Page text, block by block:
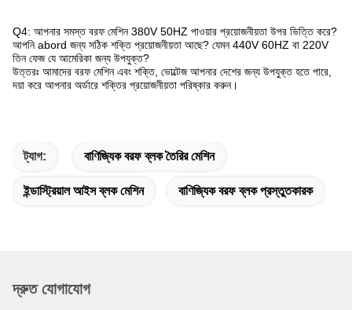
Q4: আপনার সমস্ত বরফ মেশিন 380V 50HZ পাওয়ার প্রয়োজনীয়তা উপর ভিত্তি করে?
আপনি abord জন্য সঠিক শক্তি প্রয়োজনীয়তা আছে? যেমন 440V 60HZ বা 220V
তিন ফেজ যে আমেরিকা জন্য উপযুক্ত?
উত্তরঃ আমাদের বরফ মেশিন এবং শক্তি, ভোল্টেজ আপনার দেশের জন্য উপযুক্ত হতে পারে,
দয়া করে আপনার অর্ডারে শক্তির প্রয়োজনীয়তা পরিষ্কার করুন।
ট্যাগ: বাণিজ্যিক বরফ ব্লক তৈরির মেশিন
ইন্ডাস্ট্রিয়াল আইস ব্লক মেশিন বাণিজ্যিক বরফ ব্লক প্রস্তুতকারক
দ্রুত যোগাযোগ